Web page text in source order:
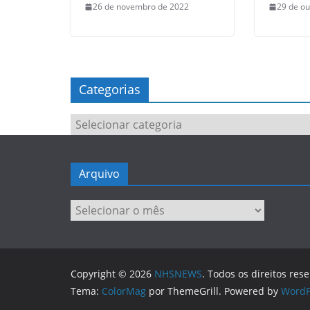
26 de novembro de 2022 29 de
Categorias
Categorias
Arquivo
Arquivo
Copyright © 2026 NHSNEWS. Todos os direitos
Tema: ColorMag por ThemeGrill. Powered by